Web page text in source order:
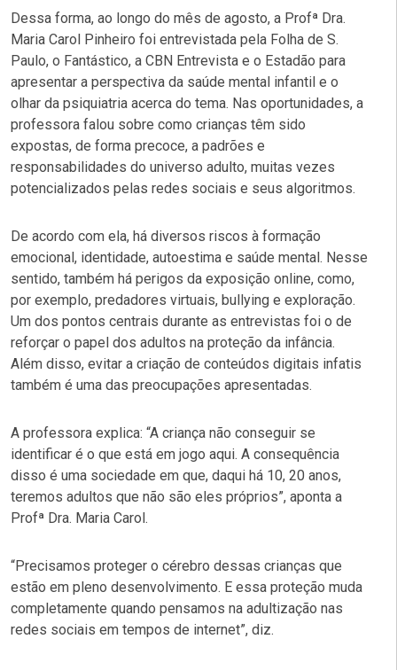
Dessa forma, ao longo do mês de agosto, a Profª Dra.
Maria Carol Pinheiro foi entrevistada pela Folha de S.
Paulo, o Fantástico, a CBN Entrevista e o Estadão para
apresentar a perspectiva da saúde mental infantil e o
olhar da psiquiatria acerca do tema. Nas oportunidades, a
professora falou sobre como crianças têm sido
expostas, de forma precoce, a padrões e
responsabilidades do universo adulto, muitas vezes
potencializados pelas redes sociais e seus algoritmos.
De acordo com ela, há diversos riscos à formação
emocional, identidade, autoestima e saúde mental. Nesse
sentido, também há perigos da exposição online, como,
por exemplo, predadores virtuais, bullying e exploração.
Um dos pontos centrais durante as entrevistas foi o de
reforçar o papel dos adultos na proteção da infância.
Além disso, evitar a criação de conteúdos digitais infatis
também é uma das preocupações apresentadas.
A professora explica: “A criança não conseguir se
identificar é o que está em jogo aqui. A consequência
disso é uma sociedade em que, daqui há 10, 20 anos,
teremos adultos que não são eles próprios”, aponta a
Profª Dra. Maria Carol.
“Precisamos proteger o cérebro dessas crianças que
estão em pleno desenvolvimento. E essa proteção muda
completamente quando pensamos na adultização nas
redes sociais em tempos de internet”, diz.